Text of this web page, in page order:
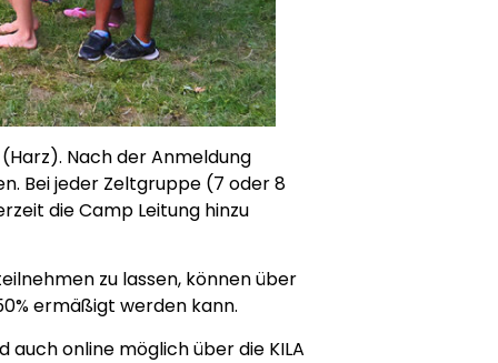
Nach der Anmeldung
Bei jeder Zeltgruppe (7 oder 8
die Camp Leitung hinzu
zu lassen, können über
ermäßigt werden kann.
auch online möglich über die KILA